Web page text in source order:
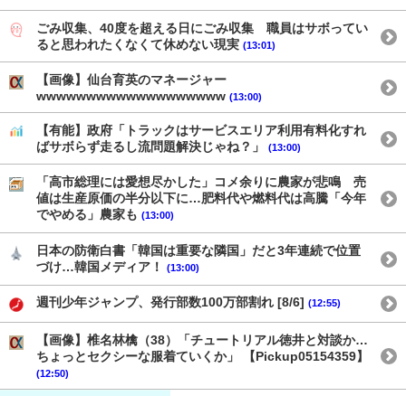
ごみ収集、40度を超える日にごみ収集 職員はサボってい
ると思われたくなくて休めない現実 (13:01)
【画像】仙台育英のマネージャー
wwwwwwwwwwwwwwwwwww (13:00)
【有能】政府「トラックはサービスエリア利用有料化すれ
ばサボらず走るし流問題解決じゃね？」
(13:00)
「高市総理には愛想尽かした」コメ余りに農家が悲鳴 売
値は生産原価の半分以下に…肥料代や燃料代は高騰「今年
でやめる」農家も (13:00)
日本の防衛白書「韓国は重要な隣国」だと3年連続で位置
づけ…韓国メディア！
(13:00)
週刊少年ジャンプ、発行部数100万部割れ [8/6] (12:55)
【画像】椎名林檎（38）「チュートリアル徳井と対談か…
ちょっとセクシーな服着ていくか」 【Pickup05154359】
(12:50)